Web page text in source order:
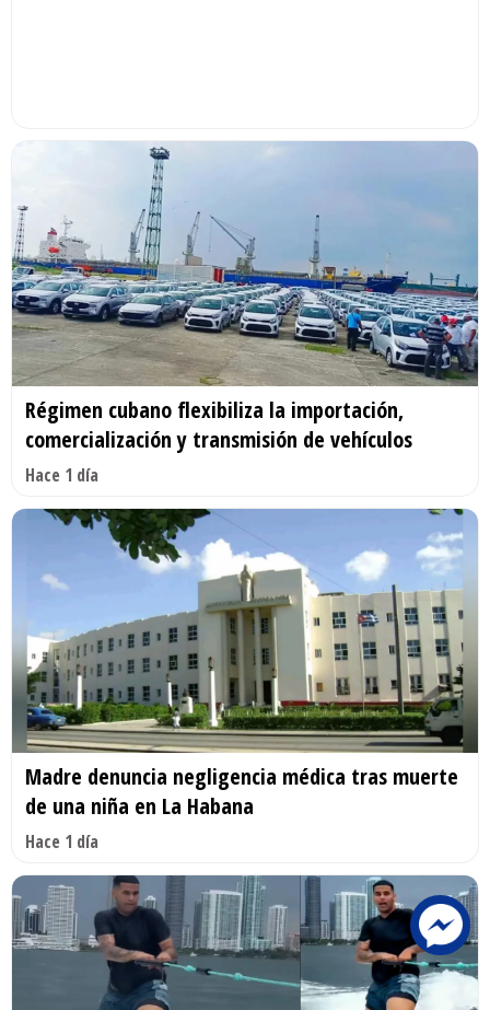
Régimen cubano flexibiliza la importación,
comercialización y transmisión de vehículos
Hace 1 día
Madre denuncia negligencia médica tras muerte
de una niña en La Habana
Hace 1 día